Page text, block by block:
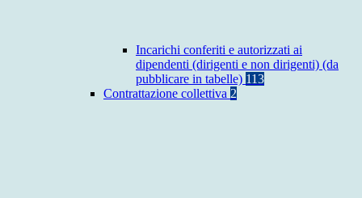
Incarichi conferiti e autorizzati ai
dipendenti (dirigenti e non dirigenti) (da
pubblicare in tabelle) 113
Contrattazione collettiva 2